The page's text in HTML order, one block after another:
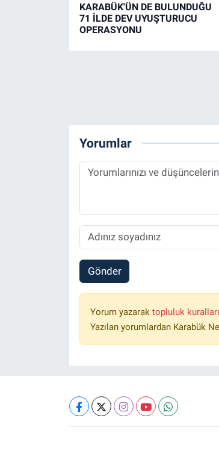
KARABÜK'ÜN DE BULUNDUĞU
71 İLDE DEV UYUŞTURUCU
OPERASYONU
Yorumlar
Gönder
Yorum yazarak topluluk
Yazılan yorumlardan Karabük